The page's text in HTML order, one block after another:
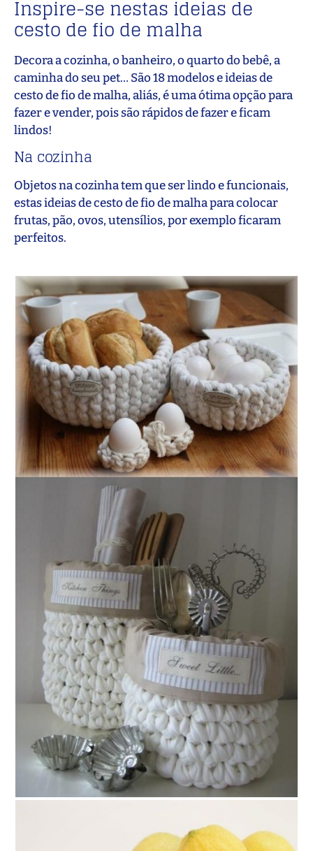
Inspire-se nestas ideias de
cesto de fio de malha
Decora a cozinha, o banheiro, o quarto do bebê, a
caminha do seu pet… São 18 modelos e ideias de
cesto de fio de malha, aliás, é uma ótima opção para
fazer e vender, pois são rápidos de fazer e ficam
lindos!
Na cozinha
Objetos na cozinha tem que ser lindo e funcionais,
estas ideias de cesto de fio de malha para colocar
frutas, pão, ovos, utensílios, por exemplo ficaram
perfeitos.